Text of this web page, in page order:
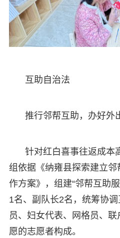
互助自治法
推行邻帮互助，办好外
针对红白喜事往返成本
组依据《纳雍县探索建立
作方案》，组建“邻帮互助
1名、副队长2名，统筹协
员、妇女代表、网格员、
愿的志愿者构成。